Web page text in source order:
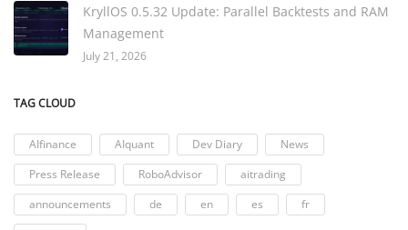
KryllOS 0.5.32 Update: Parallel Backtests and RAM
Management
July 21, 2026
TAG CLOUD
AIfinance AIquant Dev Diary
News
Press Release
RoboAdvisor
aitrading
announcements
de en es
fr